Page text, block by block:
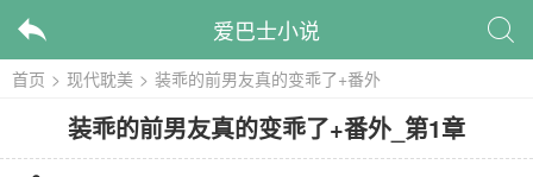
 爱巴士小说 
首页 > 现代耽美 > 装乖的前男友真的变乖了+番外
装乖的前男友真的变乖了+番外 第1章